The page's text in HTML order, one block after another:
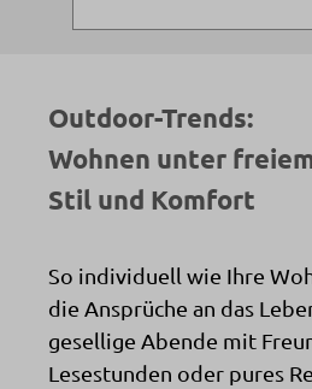
Outdoor-Trends:
Wohnen unter
Stil und Komfort
So individuell wie Ihre
die Ansprüche an das
gesellige Abende mit
Lesestunden oder pures